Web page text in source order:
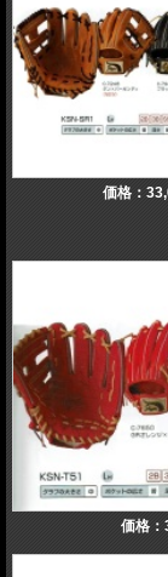
価格：
価格：